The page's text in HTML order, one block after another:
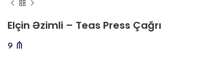
Elçin Əzimli – Teas Press Çağrı
9 ₼